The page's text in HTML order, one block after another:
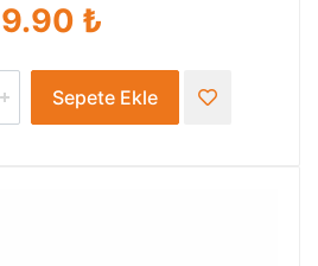
9.90 ₺
Sepete Ekle